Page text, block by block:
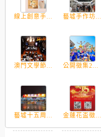
線上創意手... 藝墟手作坊...
澳門文學節... 公開徵集2...
藝墟十五周... 金蓮花盃徵...